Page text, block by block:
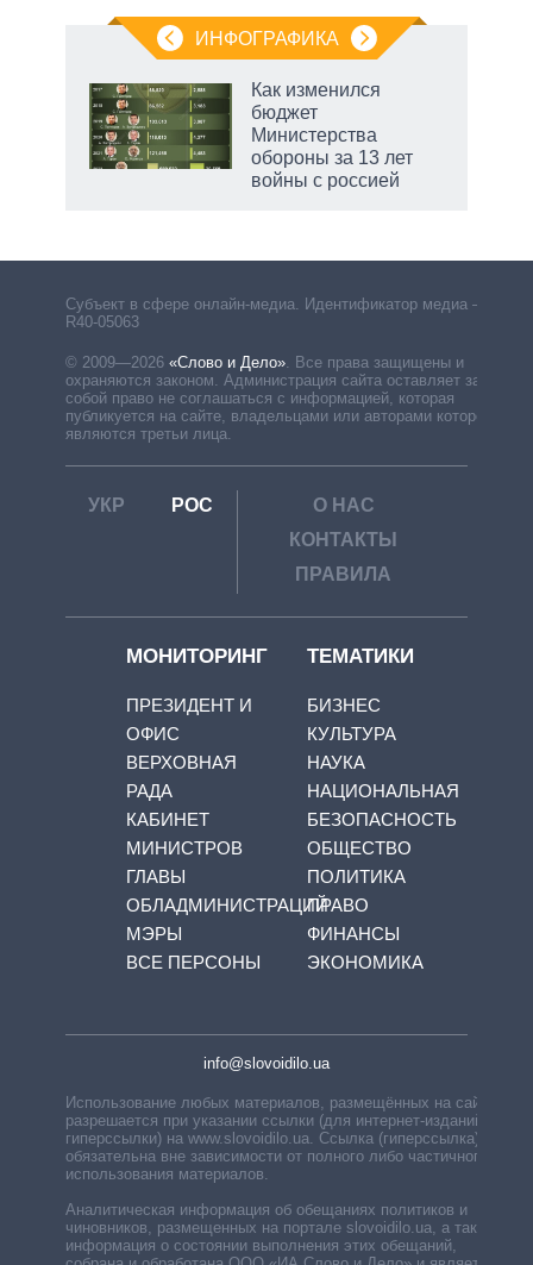
ИНФОГРАФИКА
Как изменился
бюджет
Министерства
обороны за 13 лет
войны с россией
Субъект в сфере онлайн-медиа. Идентификатор медиа –
R40-05063
© 2009—2026 «Слово и Дело». Все права защищены и
охраняются законом. Администрация сайта оставляет за
собой право не соглашаться с информацией, которая
публикуется на сайте, владельцами или авторами которой
являются третьи лица.
УКР РОС
О НАС
КОНТАКТЫ
ПРАВИЛА
МОНИТОРИНГ
ПРЕЗИДЕНТ И
ОФИС
ВЕРХОВНАЯ
РАДА
КАБИНЕТ
МИНИСТРОВ
ГЛАВЫ
ОБЛАДМИНИСТРАЦИЙ
МЭРЫ
ВСЕ ПЕРСОНЫ
ТЕМАТИКИ
БИЗНЕС
КУЛЬТУРА
НАУКА
НАЦИОНАЛЬНАЯ
БЕЗОПАСНОСТЬ
ОБЩЕСТВО
ПОЛИТИКА
ПРАВО
ФИНАНСЫ
ЭКОНОМИКА
info@slovoidilo.ua
Использование любых материалов, размещённых на сайте,
разрешается при указании ссылки (для интернет-изданий —
гиперссылки) на www.slovoidilo.ua. Ссылка (гиперссылка)
обязательна вне зависимости от полного либо частичного
использования материалов.
Аналитическая информация об обещаниях политиков и
чиновников, размещенных на портале slovoidilo.ua, а также
информация о состоянии выполнения этих обещаний,